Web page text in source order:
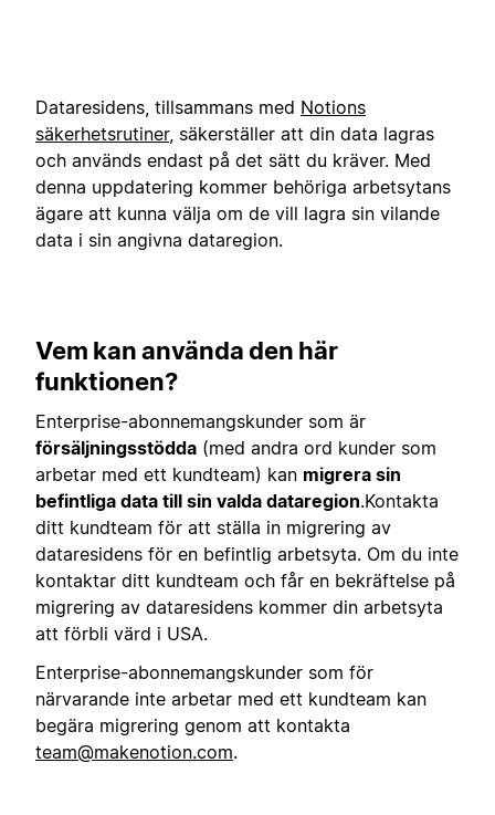
Dataresidens, tillsammans med Notions
säkerhetsrutiner, säkerställer att din data lagras
och används endast på det sätt du kräver. Med
denna uppdatering kommer behöriga arbetsytans
ägare att kunna välja om de vill lagra sin vilande
data i sin angivna dataregion.
Vem kan använda den här
funktionen?
Enterprise-abonnemangskunder som är
försäljningsstödda (med andra ord kunder som
arbetar med ett kundteam) kan migrera sin
befintliga data till sin valda dataregion.Kontakta
ditt kundteam för att ställa in migrering av
dataresidens för en befintlig arbetsyta. Om du inte
kontaktar ditt kundteam och får en bekräftelse på
migrering av dataresidens kommer din arbetsyta
att förbli värd i USA.
Enterprise-abonnemangskunder som för
närvarande inte arbetar med ett kundteam kan
begära migrering genom att kontakta
team@makenotion.com.